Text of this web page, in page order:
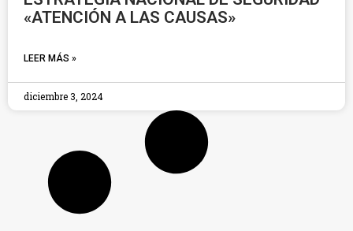
«ATENCIÓN A LAS CAUSAS»
LEER MÁS »
diciembre 3, 2024